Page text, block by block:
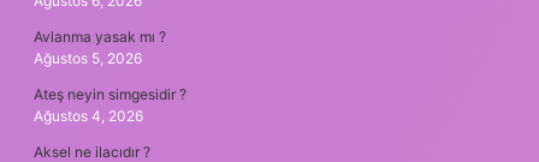
Avlanma yasak mı ?
Ağustos 5, 2026
Ateş neyin simgesidir ?
Ağustos 4, 2026
Aksel ne ilacıdır ?